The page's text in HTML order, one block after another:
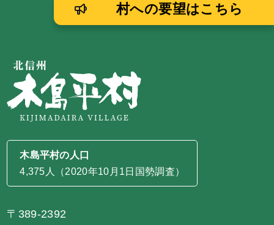
木島平村の人口
4,375人（2020年10月1日国勢調査）
〒389-2392
村への要望はこちら